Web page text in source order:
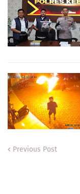
Previous Post